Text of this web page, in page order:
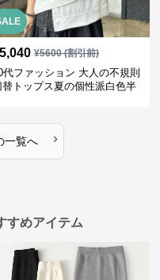
¥5600(割引前)
代ファッション 大人の不規則
替トップス夏の個性派白色半
一覧へ ›
すめアイテム